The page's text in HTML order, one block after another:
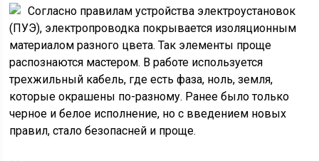
Согласно правилам устройства электроустановок
(ПУЭ), электропроводка покрывается изоляционным
материалом разного цвета. Так элементы проще
распознаются мастером. В работе используется
трехжильный кабель, где есть фаза, ноль, земля,
которые окрашены по-разному. Ранее было только
черное и белое исполнение, но с введением новых
правил, стало безопасней и проще.